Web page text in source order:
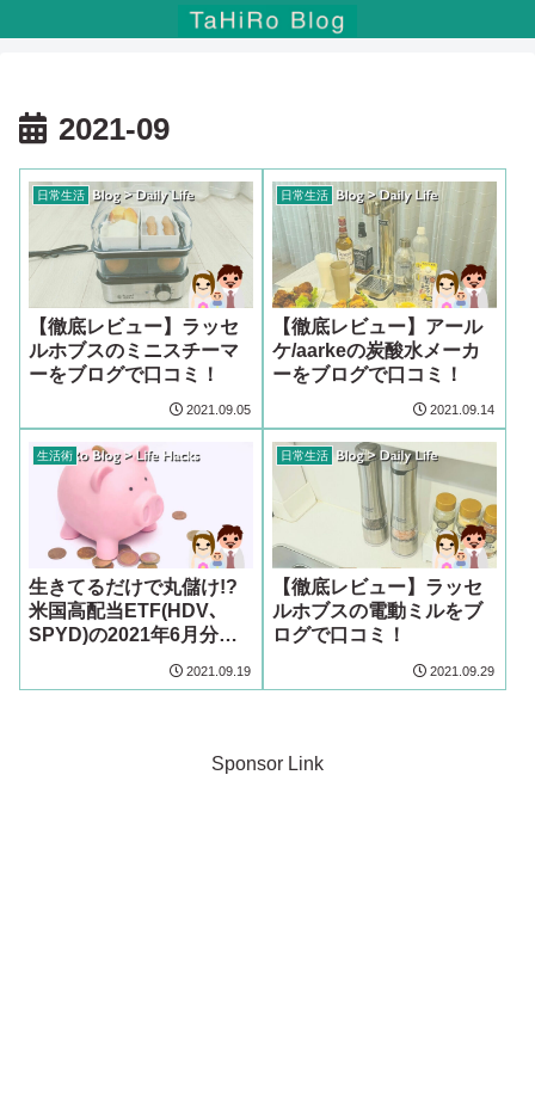
2021-09
日常生活
【徹底レビュー】ラッセ
ルホブスのミニスチーマ
ーをブログで口コミ！
2021.09.05
日常生活
【徹底レビュー】アール
ケ/aarkeの炭酸水メーカ
ーをブログで口コミ！
2021.09.14
生活術
生きてるだけで丸儲け!?
米国高配当ETF(HDV､
SPYD)の2021年6月分配
金と運用レポート
2021.09.19
日常生活
【徹底レビュー】ラッセ
ルホブスの電動ミルをブ
ログで口コミ！
2021.09.29
Sponsor Link